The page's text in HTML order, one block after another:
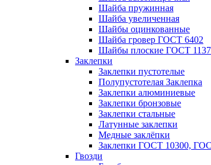
Шайба пружинная
Шайба увеличенная
Шайбы оцинкованные
Шайба гровер ГОСТ 6402
Шайбы плоские ГОСТ
Заклепки
Заклепки пустотелые
Полупустотелая Заклепка
Заклепки алюминиевые
Заклепки бронзовые
Заклепки стальные
Латунные заклепки
Медные заклёпки
Заклепки ГОСТ 10300,
Гвозди